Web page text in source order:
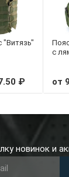
"Витязь"
₽
с
от
новинок и